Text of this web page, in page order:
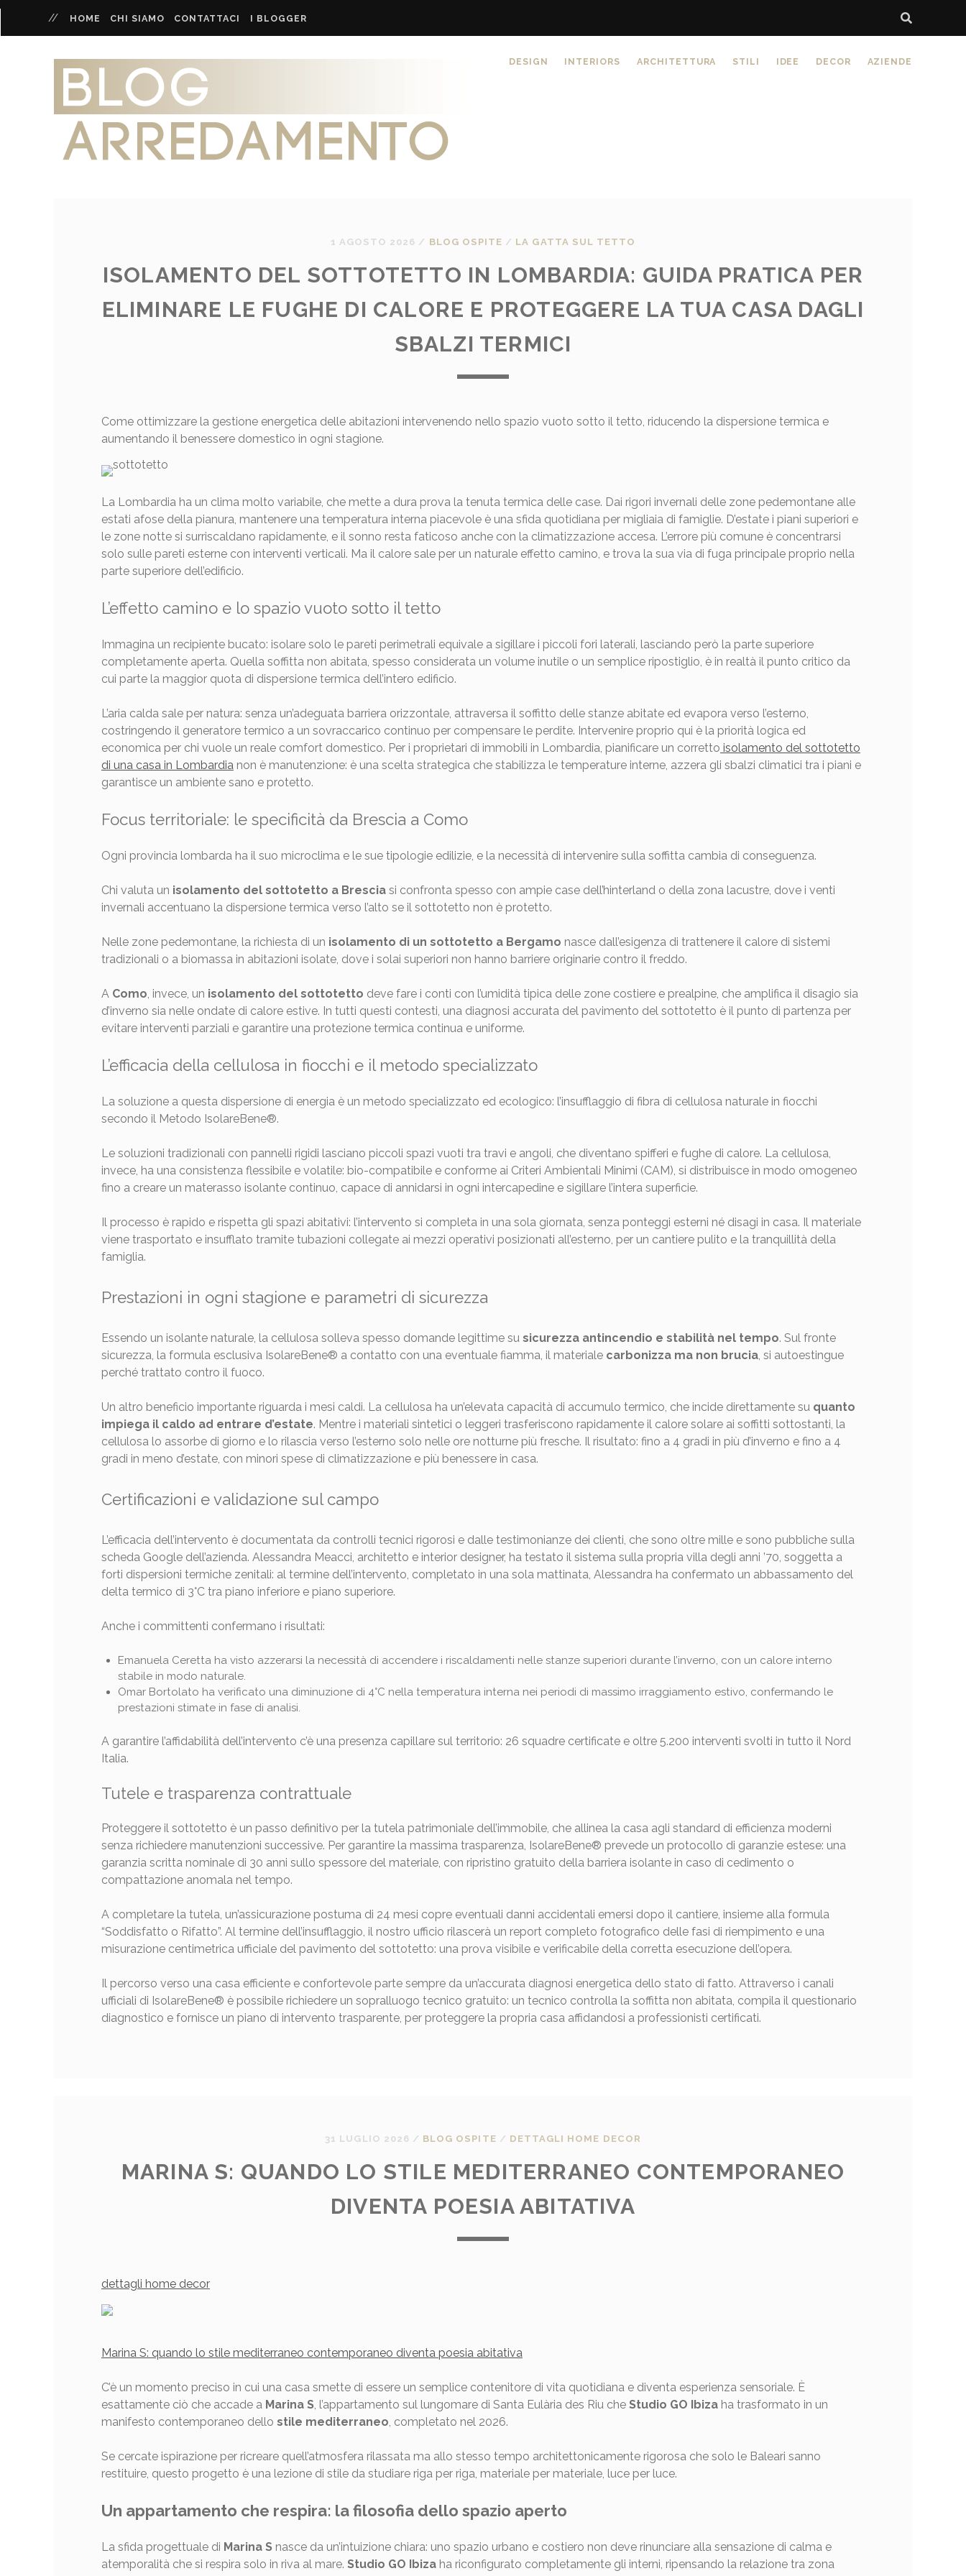
HOME CHI SIAMO CONTATTACI I BLOGGER
DESIGN INTERIORS ARCHITETTURA STILI IDEE DECOR AZIENDE
1 AGOSTO 2026 / BLOG OSPITE / LA GATTA SUL TETTO
ISOLAMENTO DEL SOTTOTETTO IN LOMBARDIA: GUIDA PRATICA PER
ELIMINARE LE FUGHE DI CALORE E PROTEGGERE LA TUA CASA DAGLI
SBALZI TERMICI
Come ottimizzare la gestione energetica delle abitazioni intervenendo nello spazio vuoto sotto il tetto, riducendo la dispersione termica e
aumentando il benessere domestico in ogni stagione.
La Lombardia ha un clima molto variabile, che mette a dura prova la tenuta termica delle case. Dai rigori invernali delle zone pedemontane alle
estati afose della pianura, mantenere una temperatura interna piacevole è una sfida quotidiana per migliaia di famiglie. D’estate i piani superiori e
le zone notte si surriscaldano rapidamente, e il sonno resta faticoso anche con la climatizzazione accesa. L’errore più comune è concentrarsi
solo sulle pareti esterne con interventi verticali. Ma il calore sale per un naturale effetto camino, e trova la sua via di fuga principale proprio nella
parte superiore dell’edificio.
L’effetto camino e lo spazio vuoto sotto il tetto
Immagina un recipiente bucato: isolare solo le pareti perimetrali equivale a sigillare i piccoli fori laterali, lasciando però la parte superiore
completamente aperta. Quella soffitta non abitata, spesso considerata un volume inutile o un semplice ripostiglio, è in realtà il punto critico da
cui parte la maggior quota di dispersione termica dell’intero edificio.
L’aria calda sale per natura: senza un’adeguata barriera orizzontale, attraversa il soffitto delle stanze abitate ed evapora verso l’esterno,
costringendo il generatore termico a un sovraccarico continuo per compensare le perdite. Intervenire proprio qui è la priorità logica ed
economica per chi vuole un reale comfort domestico. Per i proprietari di immobili in Lombardia, pianificare un corretto isolamento del sottotetto
di una casa in Lombardia non è manutenzione: è una scelta strategica che stabilizza le temperature interne, azzera gli sbalzi climatici tra i piani e
garantisce un ambiente sano e protetto.
Focus territoriale: le specificità da Brescia a Como
Ogni provincia lombarda ha il suo microclima e le sue tipologie edilizie, e la necessità di intervenire sulla soffitta cambia di conseguenza.
Chi valuta un isolamento del sottotetto a Bresciasi confronta spesso con ampie case dell’hinterland o della zona lacustre, dove i venti
invernali accentuano la dispersione termica verso l’alto se il sottotetto non è protetto.
Nelle zone pedemontane, la richiesta di un isolamento di un sottotetto a Bergamo nasce dall’esigenza di trattenere il calore di sistemi
tradizionali o a biomassa in abitazioni isolate, dove i solai superiori non hanno barriere originarie contro il freddo.
A Como , invece, un isolamento del sottotetto deve fare i conti con l’umidità tipica delle zone costiere e prealpine, che amplifica il disagio sia
d’inverno sia nelle ondate di calore estive. In tutti questi contesti, una diagnosi accurata del pavimento del sottotetto è il punto di partenza per
evitare interventi parziali e garantire una protezione termica continua e uniforme.
L’efficacia della cellulosa in fiocchi e il metodo specializzato
La soluzione a questa dispersione di energia è un metodo specializzato ed ecologico: l’insufflaggio di fibra di cellulosa naturale in fiocchi
secondo il Metodo IsolareBene®.
Le soluzioni tradizionali con pannelli rigidi lasciano piccoli spazi vuoti tra travi e angoli, che diventano spifferi e fughe di calore. La cellulosa,
invece, ha una consistenza flessibile e volatile: bio-compatibile e conforme ai Criteri Ambientali Minimi (CAM), si distribuisce in modo omogeneo
fino a creare un materasso isolante continuo, capace di annidarsi in ogni intercapedine e sigillare l’intera superficie.
Il processo è rapido e rispetta gli spazi abitativi: l’intervento si completa in una sola giornata, senza ponteggi esterni né disagi in casa. Il materiale
viene trasportato e insufflato tramite tubazioni collegate ai mezzi operativi posizionati all’esterno, per un cantiere pulito e la tranquillità della
famiglia.
Prestazioni in ogni stagione e parametri di sicurezza
Essendo un isolante naturale, la cellulosa solleva spesso domande legittime su sicurezza antincendio e stabilità nel tempo. Sul fronte
sicurezza, la formula esclusiva IsolareBene® a contatto con una eventuale fiamma, il materiale carbonizza ma non brucia, si autoestingue
perché trattato contro il fuoco.
Un altro beneficio importante riguarda i mesi caldi. La cellulosa ha un’elevata capacità di accumulo termico, che incide direttamente su quanto
impiega il caldo ad entrare d’estate. Mentre i materiali sintetici o leggeri trasferiscono rapidamente il calore solare ai soffitti sottostanti, la
cellulosa lo assorbe di giorno e lo rilascia verso l’esterno solo nelle ore notturne più fresche. Il risultato: fino a 4 gradi in più d’inverno e fino a 4
gradi in meno d’estate, con minori spese di climatizzazione e più benessere in casa.
Certificazioni e validazione sul campo
L’efficacia dell’intervento è documentata da controlli tecnici rigorosi e dalle testimonianze dei clienti, che sono oltre mille e sono pubbliche sulla
scheda Google dell’azienda. Alessandra Meacci, architetto e interior designer, ha testato il sistema sulla propria villa degli anni ’70, soggetta a
forti dispersioni termiche zenitali: al termine dell’intervento, completato in una sola mattinata, Alessandra ha confermato un abbassamento del
delta termico di 3°C tra piano inferiore e piano superiore.
Anche i committenti confermano i risultati:
Emanuela Ceretta ha visto azzerarsi la necessità di accendere i riscaldamenti nelle stanze superiori durante l’inverno, con un calore interno
stabile in modo naturale.
Omar Bortolato ha verificato una diminuzione di 4°C nella temperatura interna nei periodi di massimo irraggiamento estivo, confermando le
prestazioni stimate in fase di analisi.
A garantire l’affidabilità dell’intervento c’è una presenza capillare sul territorio: 26 squadre certificate e oltre 5.200 interventi svolti in tutto il Nord
Italia.
Tutele e trasparenza contrattuale
Proteggere il sottotetto è un passo definitivo per la tutela patrimoniale dell’immobile, che allinea la casa agli standard di efficienza moderni
senza richiedere manutenzioni successive. Per garantire la massima trasparenza, IsolareBene® prevede un protocollo di garanzie estese: una
garanzia scritta nominale di 30 anni sullo spessore del materiale, con ripristino gratuito della barriera isolante in caso di cedimento o
compattazione anomala nel tempo.
A completare la tutela, un’assicurazione postuma di 24 mesi copre eventuali danni accidentali emersi dopo il cantiere, insieme alla formula
“Soddisfatto o Rifatto”. Al termine dell’insufflaggio, il nostro ufficio rilascerà un report completo fotografico delle fasi di riempimento e una
misurazione centimetrica ufficiale del pavimento del sottotetto: una prova visibile e verificabile della corretta esecuzione dell’opera.
Il percorso verso una casa efficiente e confortevole parte sempre da un’accurata diagnosi energetica dello stato di fatto. Attraverso i canali
ufficiali di IsolareBene® è possibile richiedere un sopralluogo tecnico gratuito: un tecnico controlla la soffitta non abitata, compila il questionario
diagnostico e fornisce un piano di intervento trasparente, per proteggere la propria casa affidandosi a professionisti certificati.
31 LUGLIO 2026 / BLOG OSPITE / DETTAGLI HOME DECOR
MARINA S: QUANDO LO STILE MEDITERRANEO CONTEMPORANEO
DIVENTA POESIA ABITATIVA
dettagli home decor
Marina S: quando lo stile mediterraneo contemporaneo diventa poesia abitativa
C’è un momento preciso in cui una casa smette di essere un semplice contenitore di vita quotidiana e diventa esperienza sensoriale. È
esattamente ciò che accade a Marina S, l’appartamento sul lungomare di Santa Eulària des Riu che Studio GO Ibizaha trasformato in un
manifesto contemporaneo dello stile mediterraneo, completato nel 2026.
Se cercate ispirazione per ricreare quell’atmosfera rilassata ma allo stesso tempo architettonicamente rigorosa che solo le Baleari sanno
restituire, questo progetto è una lezione di stile da studiare riga per riga, materiale per materiale, luce per luce.
Un appartamento che respira: la filosofia dello spazio aperto
La sfida progettuale di Marina Snasce da un’intuizione chiara: uno spazio urbano e costiero non deve rinunciare alla sensazione di calma e
atemporalità che si respira solo in riva al mare. Studio GO Ibizaha riconfigurato completamente gli interni, ripensando la relazione tra zona